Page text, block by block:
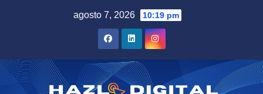
agosto 7, 2026 10:19 pm